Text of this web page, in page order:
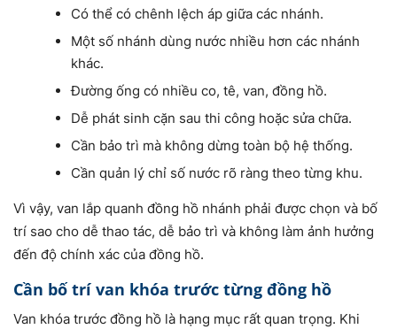
Có thể có chênh lệch áp giữa các nhánh.
Một số nhánh dùng nước nhiều hơn các nhánh
khác.
Đường ống có nhiều co, tê, van, đồng hồ.
Dễ phát sinh cặn sau thi công hoặc sửa chữa.
Cần bảo trì mà không dừng toàn bộ hệ thống.
Cần quản lý chỉ số nước rõ ràng theo từng khu.
Vì vậy, van lắp quanh đồng hồ nhánh phải được chọn và bố
trí sao cho dễ thao tác, dễ bảo trì và không làm ảnh hưởng
đến độ chính xác của đồng hồ.
Cần bố trí van khóa trước từng đồng hồ
Van khóa trước đồng hồ là hạng mục rất quan trọng. Khi